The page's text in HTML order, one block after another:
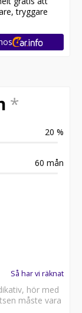
tryggare
*
20 %
60 mån
Så har vi räknat
hör med
måste vara